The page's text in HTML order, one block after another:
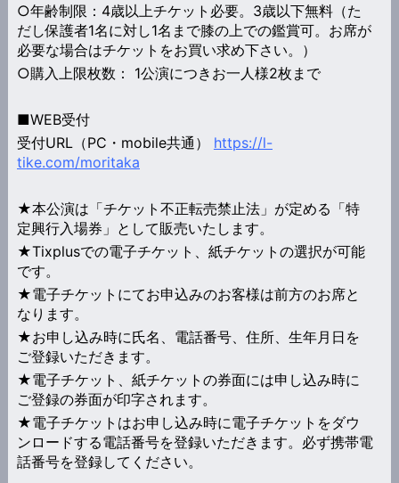
○年齢制限：4歳以上チケット必要。3歳以下無料（た
だし保護者1名に対し1名まで膝の上での鑑賞可。お席が
必要な場合はチケットをお買い求め下さい。）
○購入上限枚数： 1公演につきお一人様2枚まで
■WEB受付
受付URL（PC・mobile共通） https://l-
tike.com/moritaka
★本公演は「チケット不正転売禁止法」が定める「特
定興行入場券」として販売いたします。
★Tixplusでの電子チケット、紙チケットの選択が可能
です。
★電子チケットにてお申込みのお客様は前方のお席と
なります。
★お申し込み時に氏名、電話番号、住所、生年月日を
ご登録いただきます。
★電子チケット、紙チケットの券面には申し込み時に
ご登録の券面が印字されます。
★電子チケットはお申し込み時に電子チケットをダウ
ンロードする電話番号を登録いただきます。必ず携帯電
話番号を登録してください。